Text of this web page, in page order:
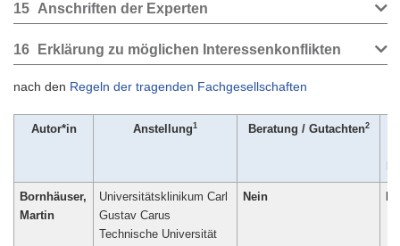
15 Anschriften der Experten
16 Erklärung zu möglichen Interessenkonflikten
nach den Regeln der tragenden Fachgesellschaften
Autor*in Anstellung1 Beratung / Gutachten2
Bornhäuser,
Martin
Universitätsklinikum Carl
Gustav Carus
Technische Universität
Nein